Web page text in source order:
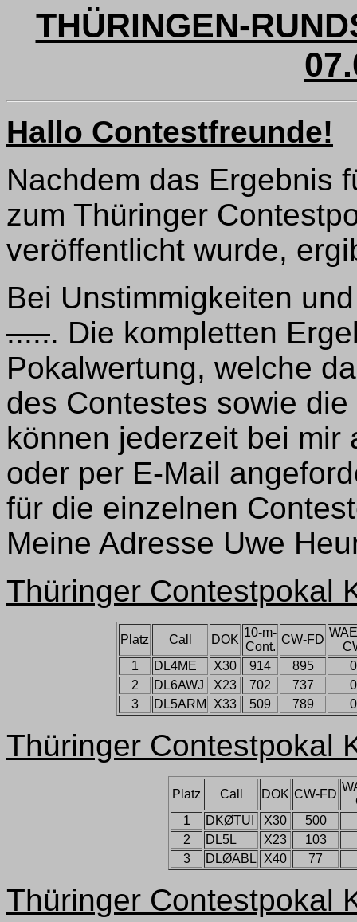
THÜRINGEN-
Hallo Contestfreunde!
Nachdem das Ergebnis
zum Thüringer
veröffentlicht wurde,
Bei Unstimmigkeiten
...... Die kompletten
Pokalwertung, welche
des Contestes sowie
können jederzeit bei mir
oder per E-Mail
für die einzelnen
Meine Adresse Uwe
Thüringer Contestpokal
Platz Call DOK
10-m-
Cont.
CW-FD
1
DL4ME X30 914 895
0
2
DL6AWJ X23 702 737
0
3
DL5ARM X33 509 789 0
Thüringer Contestpokal
Platz Call DOK CW-FD
1
DKØTUI X30
500
2
DL5L X23
103
3
DLØABL X40 77
Thüringer Contestpokal